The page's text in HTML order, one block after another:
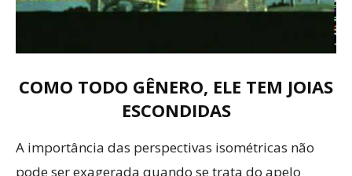
COMO TODO GÊNERO, ELE TEM JOIAS
ESCONDIDAS
A importância das perspectivas isométricas não
pode ser exagerada quando se trata do apelo